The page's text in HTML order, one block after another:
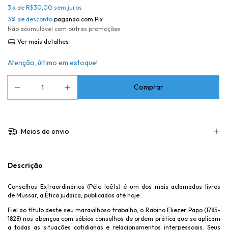
3 x de R$30,00 sem juros
3% de desconto pagando com Pix
Não acumulável com outras promoções
Ver mais detalhes
Atenção, último em estoque!
Meios de envio
Descrição
Conselhos Extraordinários (Péle Ioêts) é um dos mais aclamados livros
de Mussar, a Ética judaica, publicados até hoje.
Fiel ao título deste seu maravilhoso trabalho, o Rabino Eliezer Papo (1785-
1828) nos abençoa com sábios conselhos de ordem prática que se aplicam
a todas as situações cotidianas e relacionamentos interpessoais. Seus